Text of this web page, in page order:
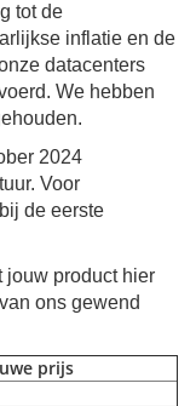
tot de
inflatie en de
datacenters
We hebben
2024
Voor
de eerste
jouw product hier
ons gewend
prijs